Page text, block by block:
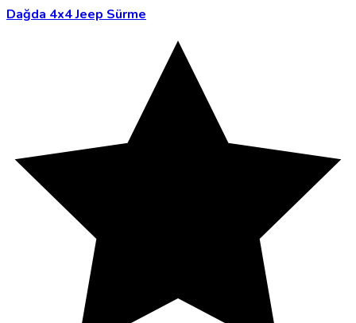
Dağda 4x4 Jeep Sürme